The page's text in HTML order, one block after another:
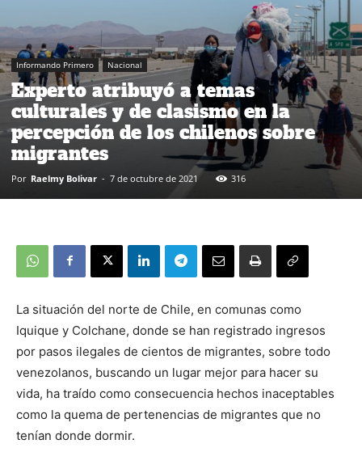
Informando Primero Nacional
Experto atribuyó a temas
culturales y de clasismo en la
percepción de los chilenos sobre
migrantes
Por Raelmy Bolivar - 7 de octubre de 2021 316
La situación del norte de Chile, en comunas como
Iquique y Colchane, donde se han registrado ingresos
por pasos ilegales de cientos de migrantes, sobre todo
venezolanos, buscando un lugar mejor para hacer su
vida, ha traído como consecuencia hechos inaceptables
como la quema de pertenencias de migrantes que no
tenían donde dormir.